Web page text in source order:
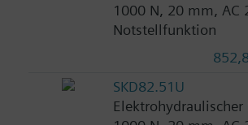
1000 N, 20 mm, AC
Notstellfunktion
SKD82.51U
Elektrohydraulischer